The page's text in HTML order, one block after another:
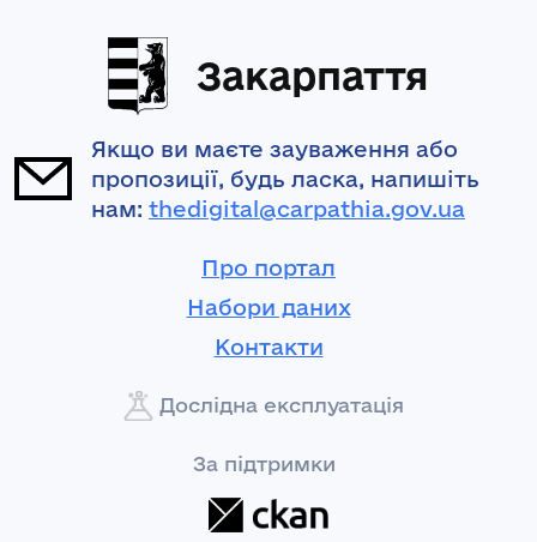
Закарпаття
Якщо ви маєте зауваження або
пропозиції, будь ласка, напишіть
нам: thedigital@carpathia.gov.ua
Про портал
Набори даних
Контакти
Дослідна експлуатація
За підтримки